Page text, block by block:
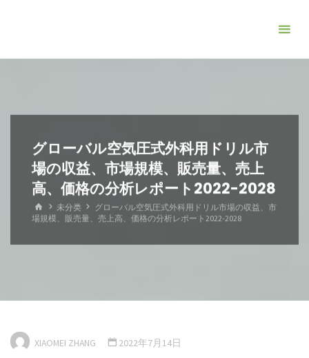
グローバル空気圧式外科用ドリル市
場の収益、市場規模、販売量、売上
高、価格の分析レポート2022-2028
ホ
ー
未分类
グローバル空気圧式外科用ドリル市場の収益、市
場規模、販売量、売上高、価格の分析レポート2022-2028
XIAOMEI ZHANG 2022年7月14日